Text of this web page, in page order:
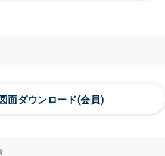
図面ダウンロード(会員)